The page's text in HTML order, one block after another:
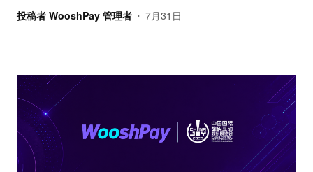
投稿者 WooshPay 管理者 • 7月31日